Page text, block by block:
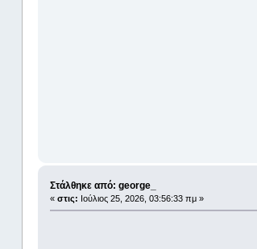
Στάλθηκε από: george_
« στις: Ιούλιος 25, 2026, 03:56:33 πμ »